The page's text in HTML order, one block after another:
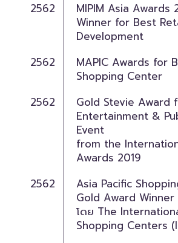
2562
MIPIM Asia Awards
Winner for Best
Development
2562
MAPIC Awards for
Shopping Center
2562
Gold Stevie Award
Entertainment &
Event
from the
Awards 2019
2562
Asia Pacific
Gold Award Winner
โดย The
Shopping Centers